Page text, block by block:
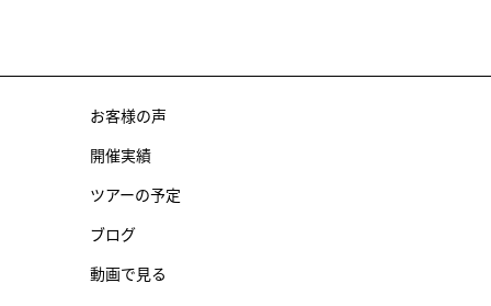
お客様の声
開催実績
ツアーの予定
ブログ
動画で見る